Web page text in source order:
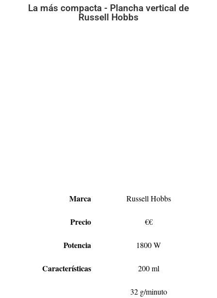
La más compacta - Plancha vertical de
Russell Hobbs
Marca Russell Hobbs
Precio €€
Potencia 1800 W
Características 200 ml
32 g/minuto